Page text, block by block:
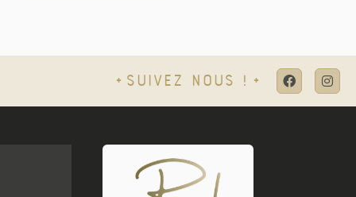
Suivez nous !